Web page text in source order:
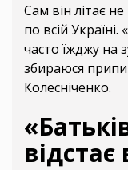
Сам він літає
по всій
часто їжджу на
збираюся
Колесніченко.
відстає